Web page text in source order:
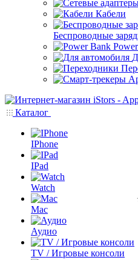
Кабели
Беспроводные
Каталог
IPhone
IPad
Watch
Mac
Аудио
TV / Игровые консоли